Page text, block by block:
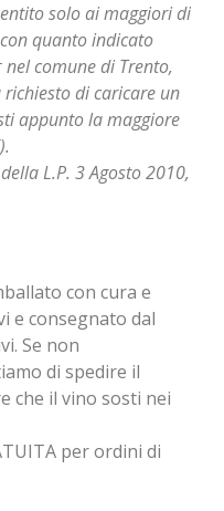
solo ai maggiori di
quanto indicato
comune di Trento,
di caricare un
appunto la maggiore
L.P. 3 Agosto 2010,
con cura e
e consegnato dal
Se non
di spedire il
che il vino sosti nei
per ordini di